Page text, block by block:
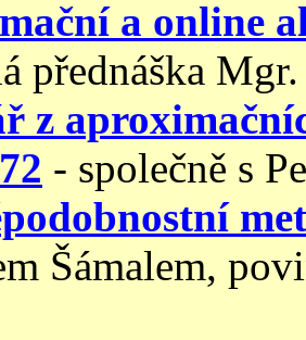
a online
přednáška
z
- společně s
Šámalem,